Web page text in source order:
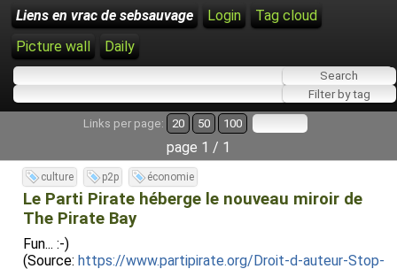
Liens en vrac de sebsauvage Login
Tag cloud
Picture wall
Daily
Links per page: 20 50 100
page 1 / 1
culture p2p économie
Le Parti Pirate héberge le nouveau miroir de
The Pirate Bay
Fun... :-)
(Source: https://www.partipirate.org/Droit-d-auteur-Stop-